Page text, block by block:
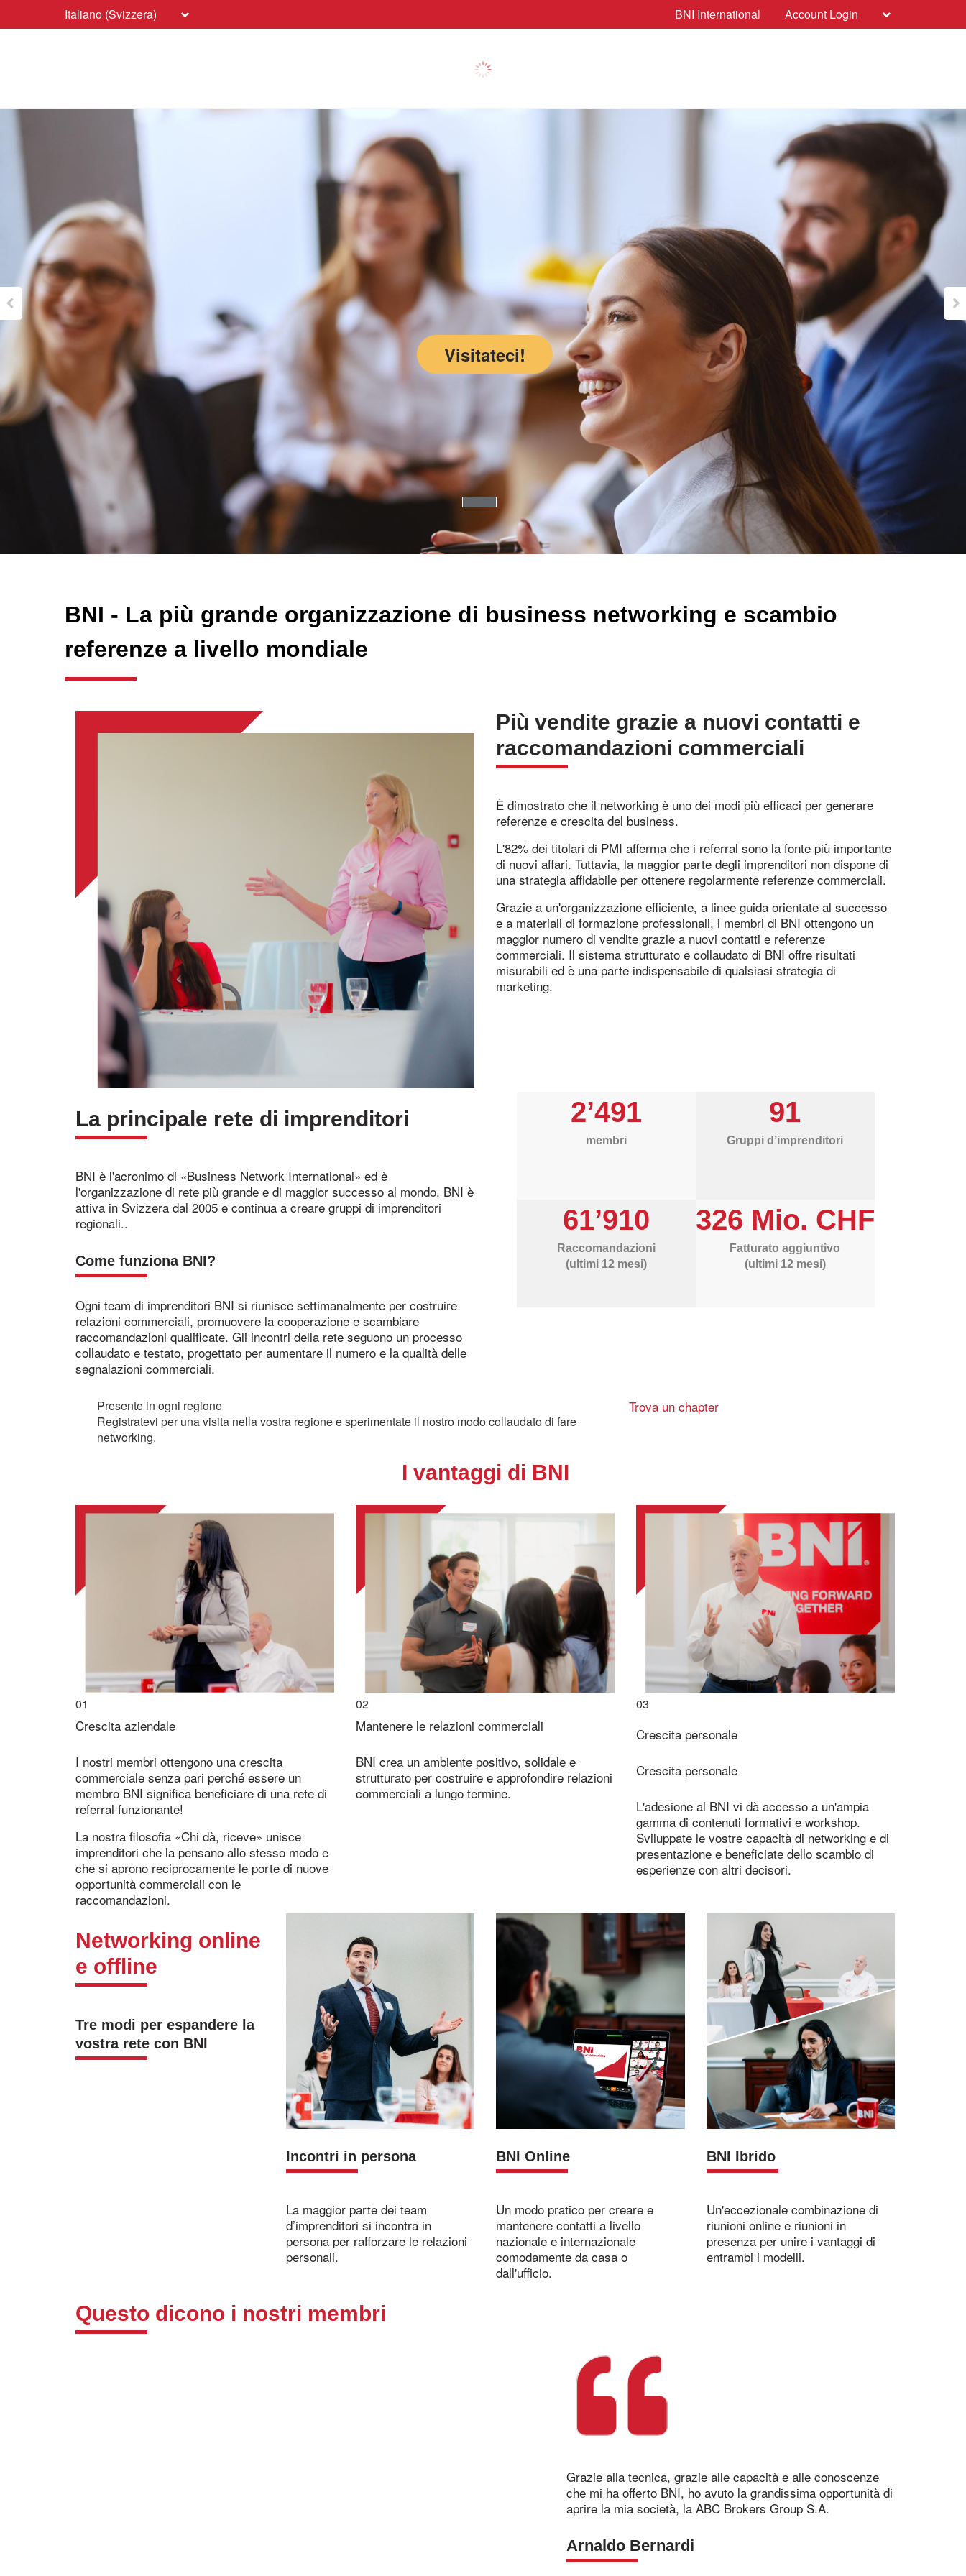
Italiano (Svizzera) BNI International Account Login
Visitateci!
BNI - La più grande organizzazione di business networking e scambio
referenze a livello mondiale
Più vendite grazie a nuovi contatti e
raccomandazioni commerciali
È dimostrato che il networking è uno dei modi più efficaci per generare
referenze e crescita del business.
L'82% dei titolari di PMI afferma che i referral sono la fonte più importante
di nuovi affari. Tuttavia, la maggior parte degli imprenditori non dispone di
una strategia affidabile per ottenere regolarmente referenze commerciali.
Grazie a un'organizzazione efficiente, a linee guida orientate al successo
e a materiali di formazione professionali, i membri di BNI ottengono un
maggior numero di vendite grazie a nuovi contatti e referenze
commerciali. Il sistema strutturato e collaudato di BNI offre risultati
misurabili ed è una parte indispensabile di qualsiasi strategia di
marketing.
La principale rete di imprenditori
BNI è l'acronimo di «Business Network International» ed è
l'organizzazione di rete più grande e di maggior successo al mondo. BNI è
attiva in Svizzera dal 2005 e continua a creare gruppi di imprenditori
regionali..
Come funziona BNI?
Ogni team di imprenditori BNI si riunisce settimanalmente per costruire
relazioni commerciali, promuovere la cooperazione e scambiare
raccomandazioni qualificate. Gli incontri della rete seguono un processo
collaudato e testato, progettato per aumentare il numero e la qualità delle
segnalazioni commerciali.
2’491
membri
91
Gruppi d’imprenditori
61’910
Raccomandazioni
(ultimi 12 mesi)
326 Mio. CHF
Fatturato aggiuntivo
(ultimi 12 mesi)
Presente in ogni regione
Registratevi per una visita nella vostra regione e sperimentate il nostro modo collaudato di fare
networking.
Trova un chapter
I vantaggi di BNI
01
Crescita aziendale
I nostri membri ottengono una crescita
commerciale senza pari perché essere un
membro BNI significa beneficiare di una rete di
referral funzionante!
La nostra filosofia «Chi dà, riceve» unisce
imprenditori che la pensano allo stesso modo e
che si aprono reciprocamente le porte di nuove
opportunità commerciali con le
raccomandazioni.
02
Mantenere le relazioni commerciali
BNI crea un ambiente positivo, solidale e
strutturato per costruire e approfondire relazioni
commerciali a lungo termine.
03
Crescita personale
Crescita personale
L'adesione al BNI vi dà accesso a un'ampia
gamma di contenuti formativi e workshop.
Sviluppate le vostre capacità di networking e di
presentazione e beneficiate dello scambio di
esperienze con altri decisori.
Networking online
e offline
Tre modi per espandere la
vostra rete con BNI
Incontri in persona
La maggior parte dei team
d’imprenditori si incontra in
persona per rafforzare le relazioni
personali.
BNI Online
Un modo pratico per creare e
mantenere contatti a livello
nazionale e internazionale
comodamente da casa o
dall'ufficio.
BNI Ibrido
Un'eccezionale combinazione di
riunioni online e riunioni in
presenza per unire i vantaggi di
entrambi i modelli.
Questo dicono i nostri membri
Grazie alla tecnica, grazie alle capacità e alle conoscenze
che mi ha offerto BNI, ho avuto la grandissima opportunità di
aprire la mia società, la ABC Brokers Group S.A.
Arnaldo Bernardi